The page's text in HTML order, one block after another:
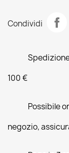
Condividi
100 €
Possibile
negozio,